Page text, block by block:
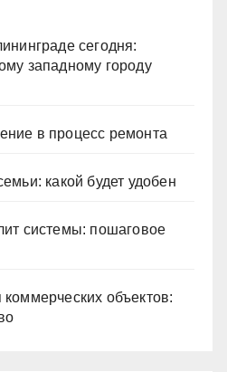
сегодня:
западному городу
в процесс ремонта
какой будет удобен
системы: пошаговое
объектов: